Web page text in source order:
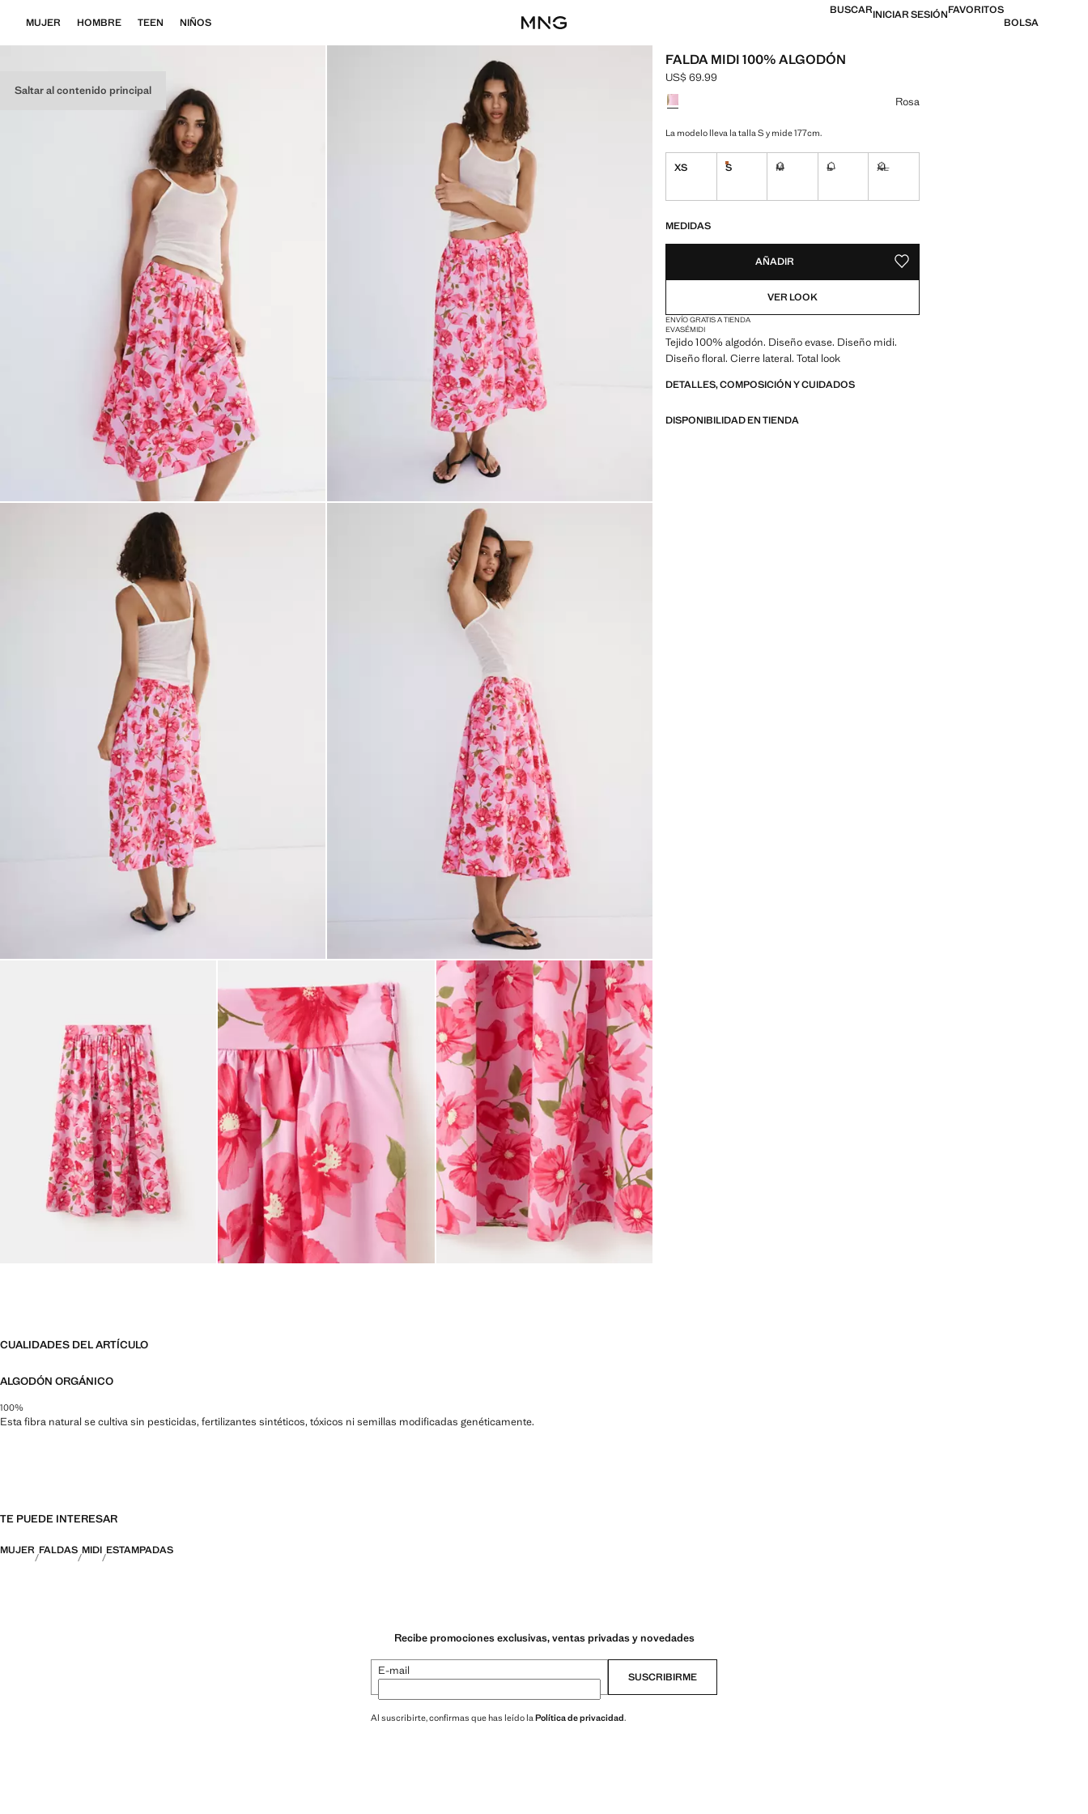
Saltar al contenido principal
MUJER HOMBRE TEEN NIÑOS
BUSCARINICIAR SESIÓNFAVORITOS
BOLSA
FALDA MIDI 100% ALGODÓN
Precio actual [US$ 69.99 ]
US$ 69.99
Selecciona un color
Rosa
La modelo lleva la talla S y mide 177cm.
XS S
¡Últimas unidades!
M L XL
MEDIDAS
AÑADIR GUARDAR COMO FAVORITO
VER LOOK
ENVÍO GRATIS A TIENDA
EVASÉMIDI
Tejido 100% algodón. Diseño evase. Diseño midi.
Diseño floral. Cierre lateral. Total look
DETALLES, COMPOSICIÓN Y CUIDADOS
DISPONIBILIDAD EN TIENDA
CUALIDADES DEL ARTÍCULO
ALGODÓN ORGÁNICO
100%
Esta fibra natural se cultiva sin pesticidas, fertilizantes sintéticos, tóxicos ni semillas modificadas genéticamente.
TE PUEDE INTERESAR
MUJER FALDAS MIDI ESTAMPADAS
Recibe promociones exclusivas, ventas privadas y novedades
E-mail SUSCRIBIRME
Al suscribirte, confirmas que has leído la Política de privacidad.